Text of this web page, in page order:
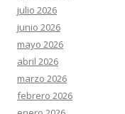
julio 2026
junio 2026
mayo 2026
abril 2026
marzo 2026
febrero 2026